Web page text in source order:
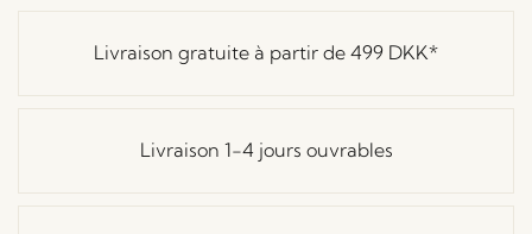
Livraison gratuite à partir de 499 DKK*
Livraison 1-4 jours ouvrables